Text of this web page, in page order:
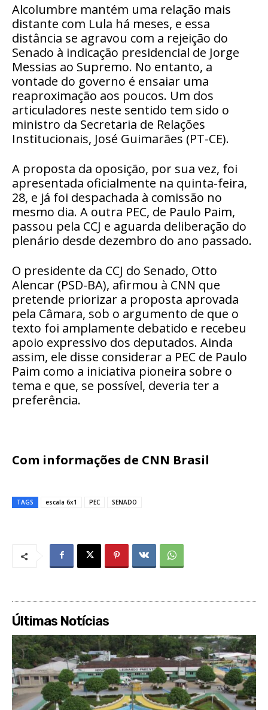
Alcolumbre mantém uma relação mais
distante com Lula há meses, e essa
distância se agravou com a rejeição do
Senado à indicação presidencial de Jorge
Messias ao Supremo. No entanto, a
vontade do governo é ensaiar uma
reaproximação aos poucos. Um dos
articuladores neste sentido tem sido o
ministro da Secretaria de Relações
Institucionais, José Guimarães (PT-CE).
A proposta da oposição, por sua vez, foi
apresentada oficialmente na quinta-feira,
28, e já foi despachada à comissão no
mesmo dia. A outra PEC, de Paulo Paim,
passou pela CCJ e aguarda deliberação do
plenário desde dezembro do ano passado.
O presidente da CCJ do Senado, Otto
Alencar (PSD-BA), afirmou à CNN que
pretende priorizar a proposta aprovada
pela Câmara, sob o argumento de que o
texto foi amplamente debatido e recebeu
apoio expressivo dos deputados. Ainda
assim, ele disse considerar a PEC de Paulo
Paim como a iniciativa pioneira sobre o
tema e que, se possível, deveria ter a
preferência.
Com informações de CNN Brasil
TAGS escala 6x1 PEC SENADO
Últimas Notícias